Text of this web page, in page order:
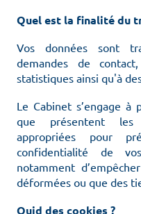
Quel est la finalité du
Vos données sont
demandes de
statistiques ainsi qu'à
Le Cabinet s’engage à
que présentent les
appropriées pour
confidentialité de
notamment
déformées ou que des
Quid des cookies ?